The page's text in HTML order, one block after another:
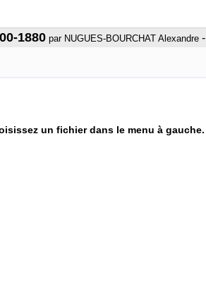
1880 par NUGUES-BOURCHAT Alexandre -
un fichier dans le menu à gauche.